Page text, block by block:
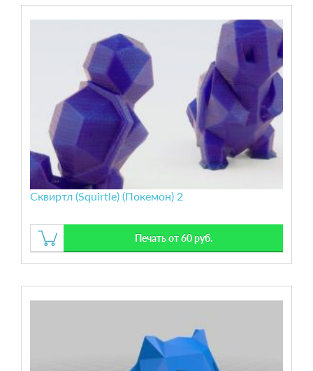
Сквиртл (Squirtle) (Покемон) 2
Печать от 60 руб.